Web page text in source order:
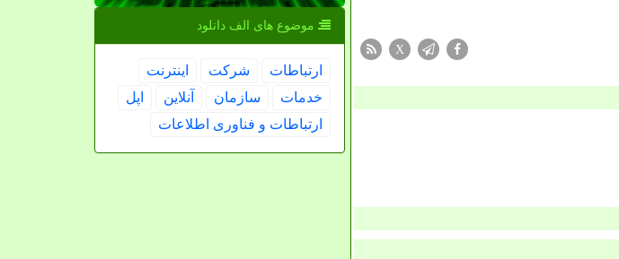
X
موضوع های الف دانلود
ارتباطات شركت
اینترنت
خدمات
سازمان آنلاین
اپل
ارتباطات و فناوری اطلاعات